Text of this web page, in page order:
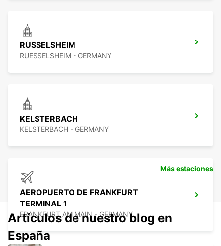
RÜSSELSHEIM
RUESSELSHEIM - GERMANY
KELSTERBACH
KELSTERBACH - GERMANY
AEROPUERTO DE FRANKFURT
TERMINAL 1
FRANKFURT AM MAIN - GERMANY
Más estaciones
Artículos de nuestro blog en
España